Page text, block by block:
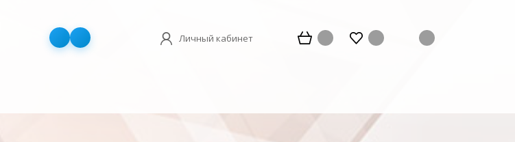
Личный кабинет